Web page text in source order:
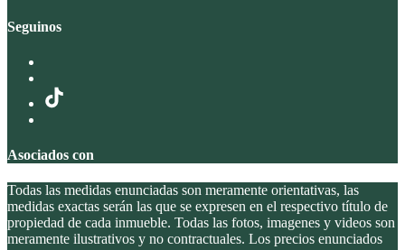
Seguinos
Asociados con
Todas las medidas enunciadas son meramente orientativas, las
medidas exactas serán las que se expresen en el respectivo título de
propiedad de cada inmueble. Todas las fotos, imagenes y videos son
meramente ilustrativos y no contractuales. Los precios enunciados